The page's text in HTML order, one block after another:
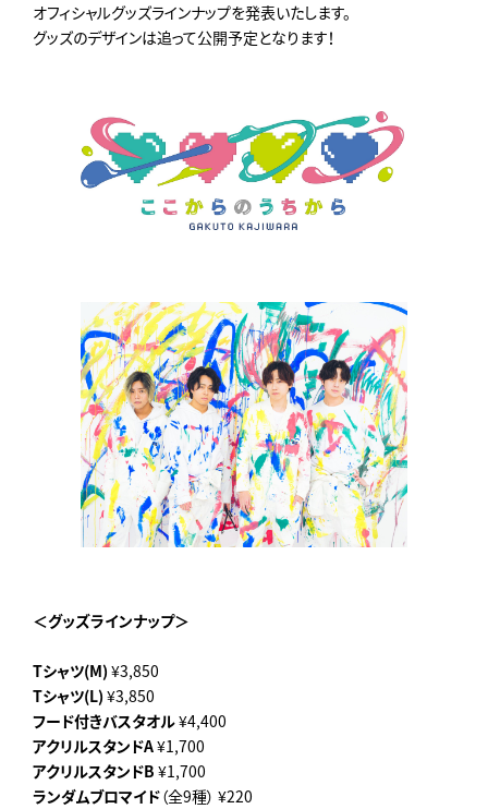
オフィシャルグッズラインナップを発表いたします。
グッズのデザインは追って公開予定となります！
＜グッズラインナップ＞
Tシャツ(M) ¥3,850
Tシャツ(L) ¥3,850
フード付きバスタオル¥4,400
アクリルスタンドA¥1,700
アクリルスタンドB ¥1,700
ランダムブロマイド（全9種） ¥220